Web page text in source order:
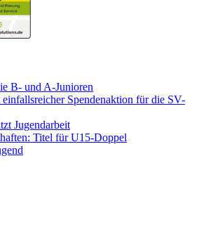
B- und A-Junioren
Spendenaktion für die SV-
Jugendarbeit
Titel für U15-Doppel